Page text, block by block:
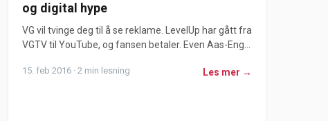
og digital hype
VG vil tvinge deg til å se reklame. LevelUp har gått fra
VGTV til YouTube, og fansen betaler. Even Aas-Eng...
15. feb 2016 · 2 min lesning Les mer →